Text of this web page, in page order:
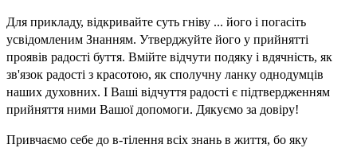
Для прикладу, відкривайте суть гніву ... його і погасіть
усвідомленим Знанням. Утверджуйте його у прийнятті
проявів радості буття. Вмійте відчути подяку і вдячність, як
зв'язок радості з красотою, як сполучну ланку однодумців
наших духовних. І Ваші відчуття радості є підтвердженням
прийняття ними Вашої допомоги. Дякуємо за довіру!
Привчаємо себе до в-тілення всіх знань в життя, бо яку